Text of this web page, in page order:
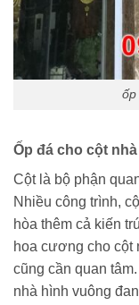
ốp
Ốp đá cho cột nhà
Cột là bộ phận
Nhiều công trình,
hòa thêm cả kiến
hoa cương cho cột
cũng cần quan
nhà hình vuông